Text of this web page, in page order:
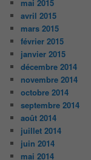
mai 2015
avril 2015
mars 2015
février 2015
janvier 2015
décembre 2014
novembre 2014
octobre 2014
septembre 2014
août 2014
juillet 2014
juin 2014
mai 2014